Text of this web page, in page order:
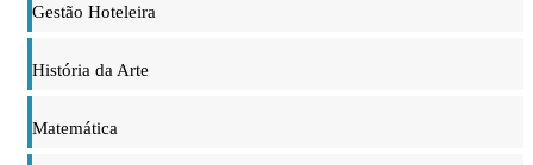
Gestão Hoteleira
História da Arte
Matemática